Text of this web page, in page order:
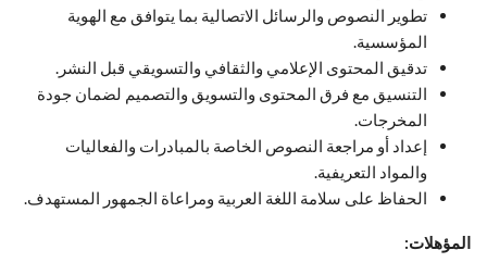
تطوير النصوص والرسائل الاتصالية بما يتوافق مع الهوية
المؤسسية.
تدقيق المحتوى الإعلامي والثقافي والتسويقي قبل النشر.
التنسيق مع فرق المحتوى والتسويق والتصميم لضمان جودة
المخرجات.
إعداد أو مراجعة النصوص الخاصة بالمبادرات والفعاليات
والمواد التعريفية.
الحفاظ على سلامة اللغة العربية ومراعاة الجمهور المستهدف.
المؤهلات: